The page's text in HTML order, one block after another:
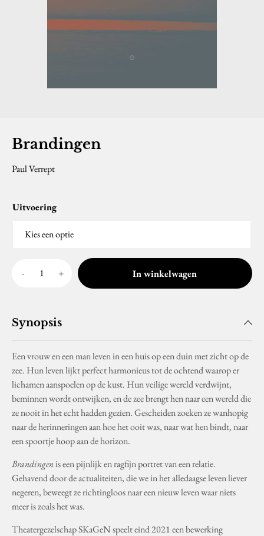
Brandingen
Paul Verrept
Uitvoering
In winkelwagen
Synopsis
Een vrouw en een man leven in een huis op een duin met zicht op de
zee. Hun leven lijkt perfect harmonieus tot de ochtend waarop er
lichamen aanspoelen op de kust. Hun veilige wereld verdwijnt,
beminnen wordt ontwijken, en de zee brengt hen naar een wereld die
ze nooit in het echt hadden gezien. Gescheiden zoeken ze wanhopig
naar de herinneringen aan hoe het ooit was, naar wat hen bindt, naar
een spoortje hoop aan de horizon.
Brandingenis een pijnlijk en ragfijn portret van een relatie.
Gehavend door de actualiteiten, die we in het alledaagse leven liever
negeren, beweegt ze richtingloos naar een nieuw leven waar niets
meer is zoals het was.
Theatergezelschap SKaGeN speelt eind 2021 een bewerking